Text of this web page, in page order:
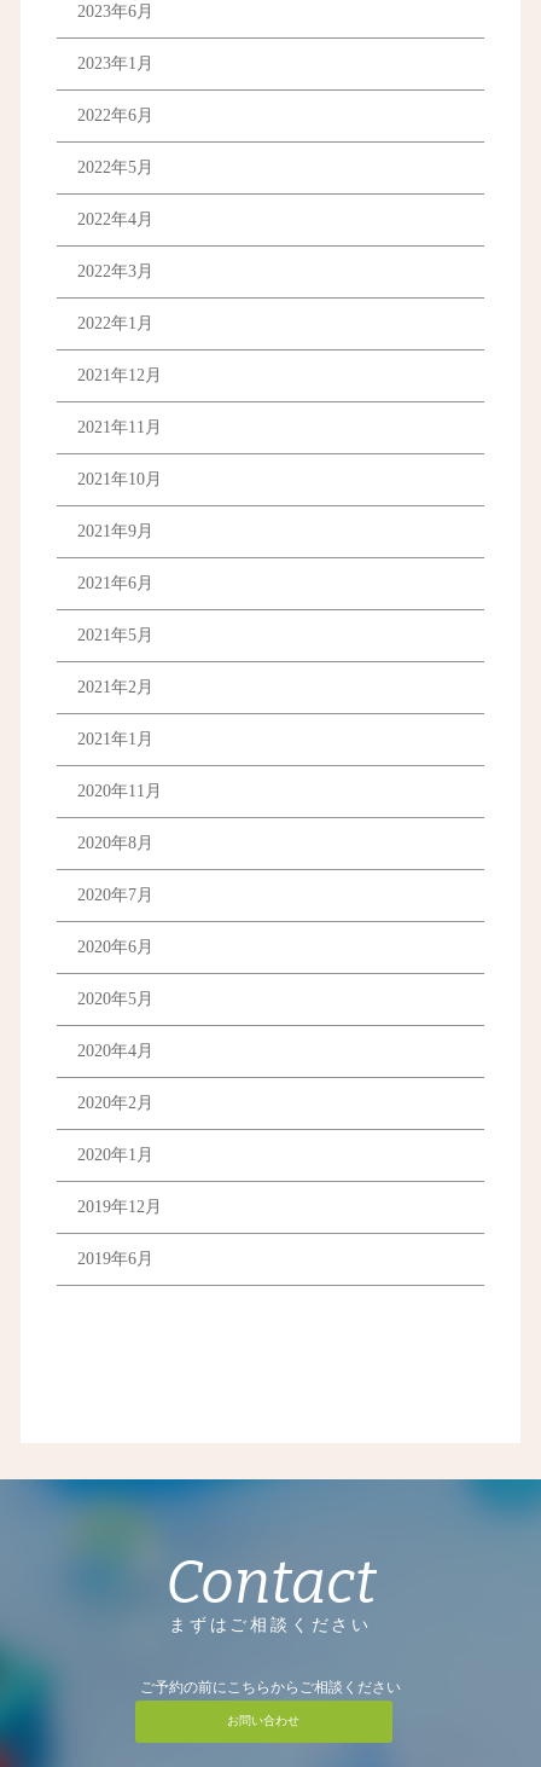
2023年6月
2023年1月
2022年6月
2022年5月
2022年4月
2022年3月
2022年1月
2021年12月
2021年11月
2021年10月
2021年9月
2021年6月
2021年5月
2021年2月
2021年1月
2020年11月
2020年8月
2020年7月
2020年6月
2020年5月
2020年4月
2020年2月
2020年1月
2019年12月
2019年6月
Contact
まずはご相談ください
ご予約の前にこちらからご相談ください
お問い合わせ